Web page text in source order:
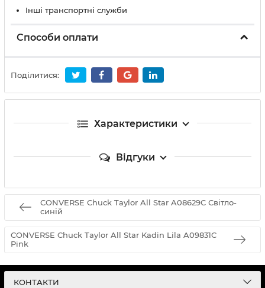
Інші транспортні служби
Способи оплати
Поділитися:
Характеристики
Відгуки
CONVERSE Chuck Taylor All Star A08629C Світло-
синій
CONVERSE Chuck Taylor All Star Kadin Lila A09831C
Pink
КОНТАКТИ